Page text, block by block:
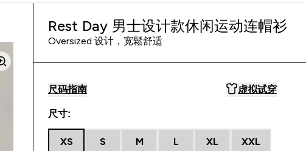
Rest Day 男士设计款休闲运动连帽衫
Oversized 设计，宽鬆舒适
尺码指南 虚拟试穿
尺寸:
XS S M L XL XXL